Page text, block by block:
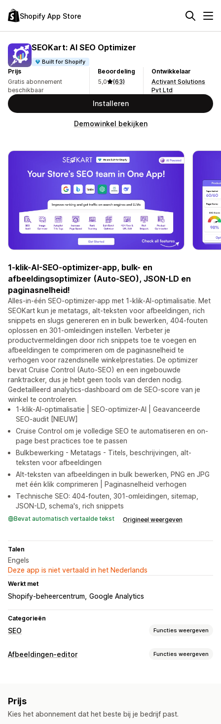
Shopify App Store
SEOKart: AI SEO Optimizer
Built for Shopify
Prijs
Gratis abonnement
beschikbaar
Beoordeling
5,0
(63)
Ontwikkelaar
Activant Solutions
Pvt Ltd
Installeren
Demowinkel bekijken
1-klik-AI-SEO-optimizer-app, bulk- en
afbeeldingsoptimizer (Auto-SEO), JSON-LD en
paginasnelheid!
Alles-in-één SEO-optimizer-app met 1-klik-AI-optimalisatie. Met
SEOKart kun je metatags, alt-teksten voor afbeeldingen, rich
snippets en slugs genereren en in bulk bewerken, 404-fouten
oplossen en 301-omleidingen instellen. Verbeter je
productvermeldingen door rich snippets toe te voegen en
afbeeldingen te comprimeren om de paginasnelheid te
verhogen voor razendsnelle winkelprestaties. De optimizer
bevat Cruise Control (Auto-SEO) en een ingebouwde
ranktracker, dus je hebt geen tools van derden nodig.
Gedetailleerd analytics-dashboard om de SEO-score van je
winkel te controleren.
1-klik-AI-optimalisatie | SEO-optimizer-AI | Geavanceerde
SEO-audit [NIEUW]
Cruise Control om je volledige SEO te automatiseren en on-
page best practices toe te passen
Bulkbewerking - Metatags - Titels, beschrijvingen, alt-
teksten voor afbeeldingen
Alt-teksten van afbeeldingen in bulk bewerken, PNG en JPG
met één klik comprimeren | Paginasnelheid verhogen
Technische SEO: 404-fouten, 301-omleidingen, sitemap,
JSON-LD, schema's, rich snippets
Bevat automatisch vertaalde tekst Origineel weergeven
Talen
Engels
Deze app is niet vertaald in het Nederlands
Werkt met
Shopify-beheercentrum Google Analytics
Categorieën
SEO Functies weergeven
SEO-tools
Broodkruimels
Schema's Bulkbewerking AI-generatie URL-optimalisatie
Afbeeldingen-editor Functies weergeven
Alt-tekst
Prijs
Kies het abonnement dat het beste bij je bedrijf past.